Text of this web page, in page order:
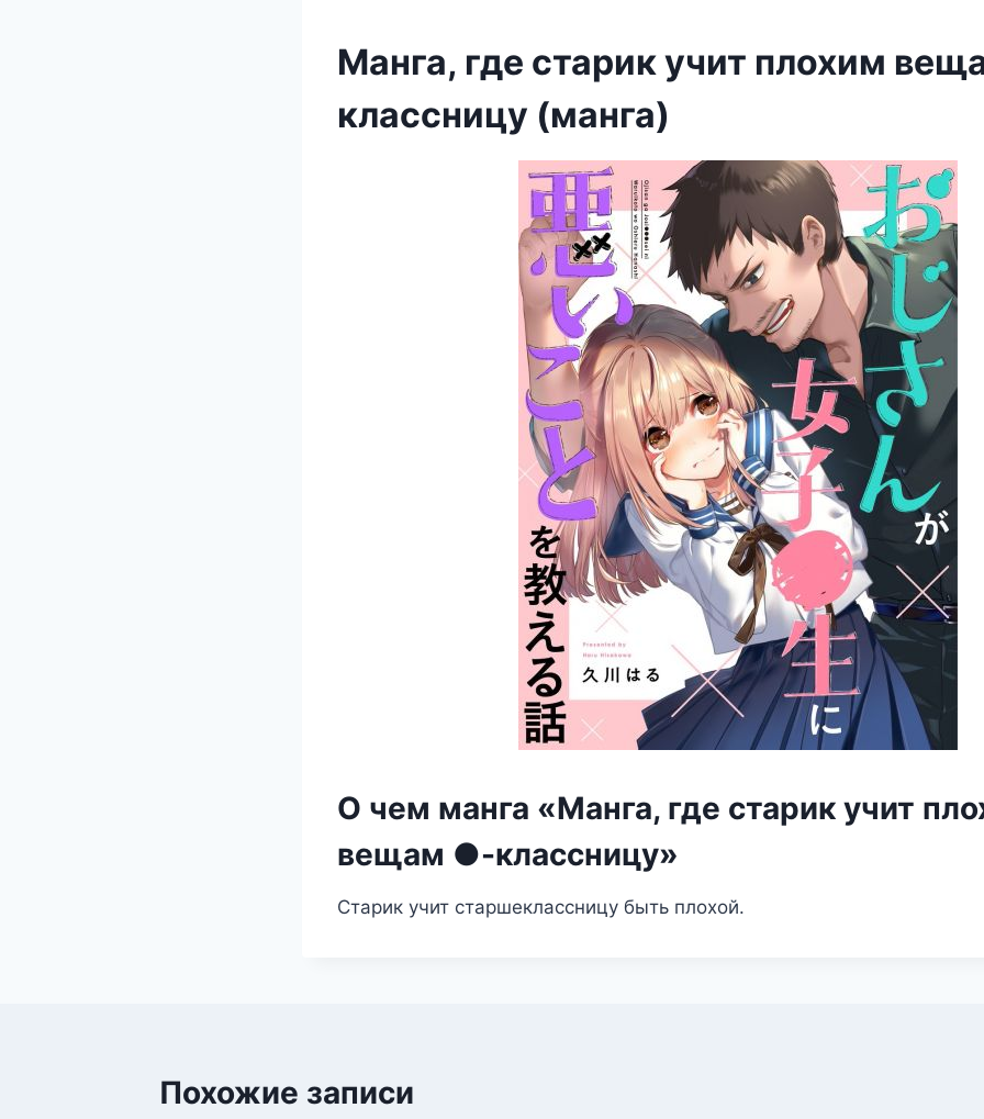
Манга, где старик учит плохим
классницу (манга)
О чем манга «Манга, где старик учит
вещам ●-классницу»
Старик учит старшеклассницу быть плохой.
Похожие записи